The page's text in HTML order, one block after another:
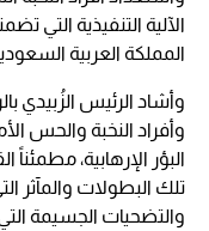
الآلية التنفيذية التي
المملكة العربية
وأشاد الرئيس الزُبيدي
وأفراد النخبة والحس
البؤر الإرهابية، مطمئناً
تلك البطولات والمآثر
والتضحيات الجسيمة